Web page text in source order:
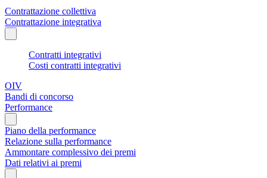
Contrattazione collettiva
Contrattazione integrativa
Contratti integrativi
Costi contratti integrativi
OIV
Bandi di concorso
Performance
Piano della performance
Relazione sulla performance
Ammontare complessivo dei premi
Dati relativi ai premi